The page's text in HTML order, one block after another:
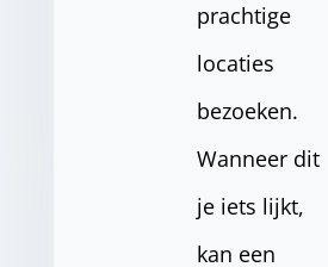
prachtige
locaties
bezoeken.
Wanneer dit
je iets lijkt,
kan een